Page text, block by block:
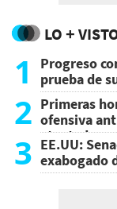
LO +
1
Progreso
prueba de
2 Primeras
ofensiva
atentado
3 EE.UU:
exabogado